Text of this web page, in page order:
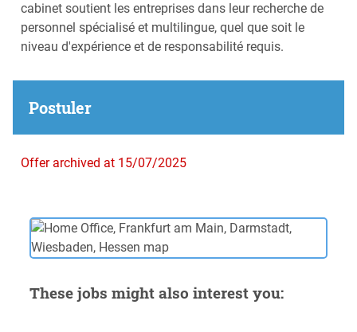
cabinet soutient les entreprises dans leur recherche de
personnel spécialisé et multilingue, quel que soit le
niveau d'expérience et de responsabilité requis.
Postuler
Offer archived at 15/07/2025
These jobs might also interest you: